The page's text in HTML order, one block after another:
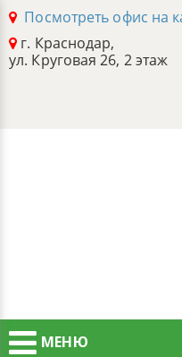
Посмотреть офис на
г. Краснодар,
ул. Круговая 26, 2 этаж
МЕНЮ